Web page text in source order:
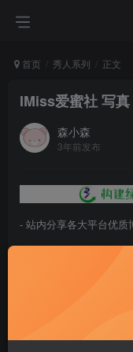
首页 秀人系列 正文
IMiss爱蜜社 写
森小森
3年前发布
- 站内分享各大平台优质
- 百度网盘提示提取码
- 遇见解压密码不对、无
- 资源失效/充值未到账/